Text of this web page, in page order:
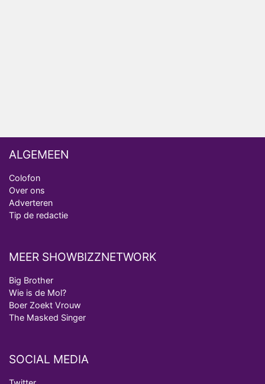
ALGEMEEN
Colofon
Over ons
Adverteren
Tip de redactie
MEER SHOWBIZZNETWORK
Big Brother
Wie is de Mol?
Boer Zoekt Vrouw
The Masked Singer
SOCIAL MEDIA